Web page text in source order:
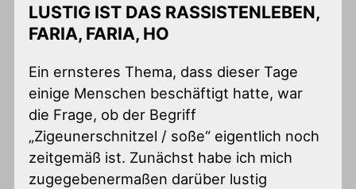
LUSTIG IST DAS RASSISTENLEBEN,
FARIA, FARIA, HO
Ein ernsteres Thema, dass dieser Tage
einige Menschen beschäftigt hatte, war
die Frage, ob der Begriff
„Zigeunerschnitzel / soße“ eigentlich noch
zeitgemäß ist. Zunächst habe ich mich
zugegebenermaßen darüber lustig